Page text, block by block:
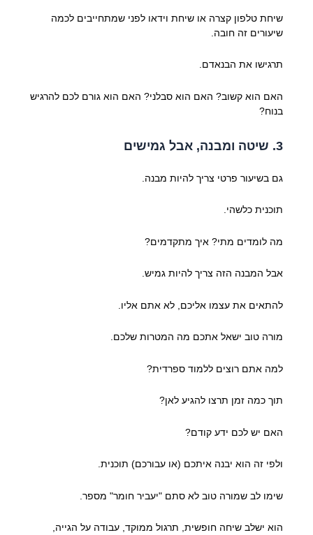
שיחת טלפון קצרה או שיחת וידאו לפני שמתחייבים לכמה
שיעורים זה חובה.
תרגישו את הבנאדם.
האם הוא קשוב? האם הוא סבלני? האם הוא גורם לכם להרגיש
בנוח?
3. שיטה ומבנה, אבל גמישים
גם בשיעור פרטי צריך להיות מבנה.
תוכנית כלשהי.
מה לומדים מתי? איך מתקדמים?
אבל המבנה הזה צריך להיות גמיש.
להתאים את עצמו אליכם, לא אתם אליו.
מורה טוב ישאל אתכם מה המטרות שלכם.
למה אתם רוצים ללמוד ספרדית?
תוך כמה זמן תרצו להגיע לאן?
האם יש לכם ידע קודם?
ולפי זה הוא יבנה איתכם (או עבורכם) תוכנית.
שימו לב שמורה טוב לא סתם "יעביר חומר" מספר.
הוא ישלב שיחה חופשית, תרגול ממוקד, עבודה על הגייה,